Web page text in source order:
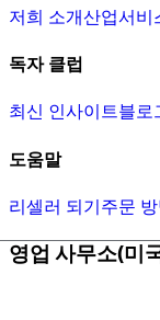
저희 소개산업서비
독자 클럽
최신 인사이트블로
도움말
리셀러 되기주문
영업 사무소(미